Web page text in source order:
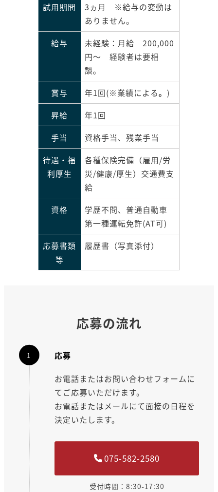
試用期間
3ヵ月 ※給与の変動は
ありません。
給与
未経験：月給 200,000
円～ 経験者は要相
談。
賞与
年1回(※業績による。 )
昇給
年1回
手当
資格手当、残業手当
待遇・福
利厚生
各種保険完備（雇用/労
災/健康/厚生）交通費支
給
資格
学歴不問、普通自動車
第一種運転免許(AT可)
応募書類
等
履歴書（写真添付）
応募の流れ
応募
お電話またはお問い合わせフォームに
てご応募いただけます。
お電話またはメールにて面接の日程を
決定いたします。
075-582-2580
受付時間：8:30-17:30